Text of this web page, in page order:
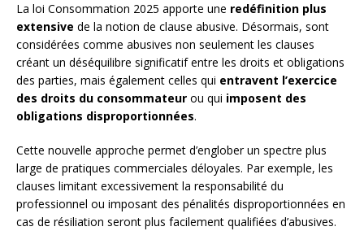
La loi Consommation 2025 apporte une redéfinition plus
extensive de la notion de clause abusive. Désormais, sont
considérées comme abusives non seulement les clauses
créant un déséquilibre significatif entre les droits et obligations
des parties, mais également celles qui entravent l’exercice
des droits du consommateur ou qui imposent des
obligations disproportionnées.
Cette nouvelle approche permet d’englober un spectre plus
large de pratiques commerciales déloyales. Par exemple, les
clauses limitant excessivement la responsabilité du
professionnel ou imposant des pénalités disproportionnées en
cas de résiliation seront plus facilement qualifiées d’abusives.